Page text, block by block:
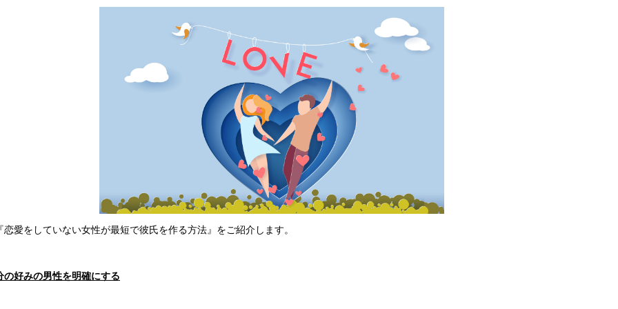
恋愛をしていない女性が最短で彼氏を作る方法』をご紹介します。
好みの男性を明確にする